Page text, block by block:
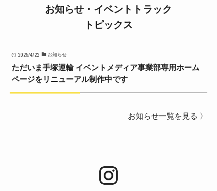
お知らせ・イベントトラック
トピックス
2025/4/22 お知らせ
ただいま手塚運輸 イベントメディア事業部専用ホーム
ページをリニューアル制作中です
お知らせ一覧を見る 〉